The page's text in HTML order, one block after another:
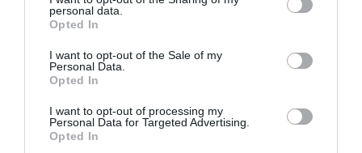
personal data.
Opted In
I want to opt-out of the Sale of my
Personal Data.
Opted In
I want to opt-out of processing my
Personal Data for Targeted Advertising.
Opted In
ΒΡΥΣΗ 1
περισσότερα
ΒΡΥΣΗ 1/2
περισσότερα